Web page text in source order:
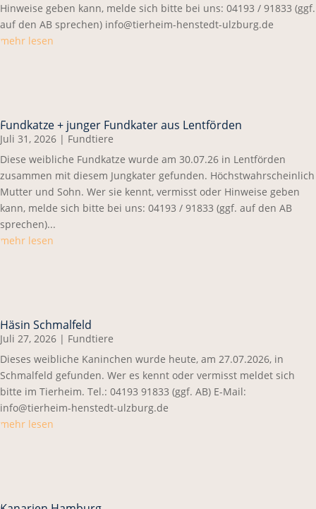
Hinweise geben kann, melde sich bitte bei uns: 04193 / 91833 (ggf.
auf den AB sprechen) info@tierheim-henstedt-ulzburg.de
mehr lesen
Fundkatze + junger Fundkater aus Lentförden
Juli 31, 2026 | Fundtiere
Diese weibliche Fundkatze wurde am 30.07.26 in Lentförden
zusammen mit diesem Jungkater gefunden. Höchstwahrscheinlich
Mutter und Sohn. Wer sie kennt, vermisst oder Hinweise geben
kann, melde sich bitte bei uns: 04193 / 91833 (ggf. auf den AB
sprechen)...
mehr lesen
Häsin Schmalfeld
Juli 27, 2026 | Fundtiere
Dieses weibliche Kaninchen wurde heute, am 27.07.2026, in
Schmalfeld gefunden. Wer es kennt oder vermisst meldet sich
bitte im Tierheim. Tel.: 04193 91833 (ggf. AB) E-Mail:
info@tierheim-henstedt-ulzburg.de
mehr lesen